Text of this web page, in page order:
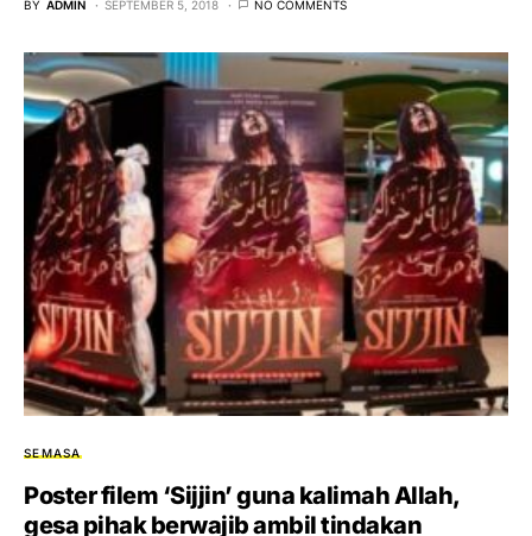
BY ADMIN SEPTEMBER 5, 2018 NO COMMENTS
SEMASA
Poster filem ‘Sijjin’ guna kalimah Allah,
gesa pihak berwajib ambil tindakan